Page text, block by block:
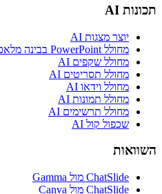
תכונות AI
יוצר מצגות AI
מחולל PowerPoint בבינה מלאכותית
מחולל שקפים AI
מחולל תסריטים AI
מחולל וידאו AI
מחולל תמונות AI
מחולל תרשימים AI
שכפול קול AI
השוואות
ChatSlide מול Gamma
ChatSlide מול Canva